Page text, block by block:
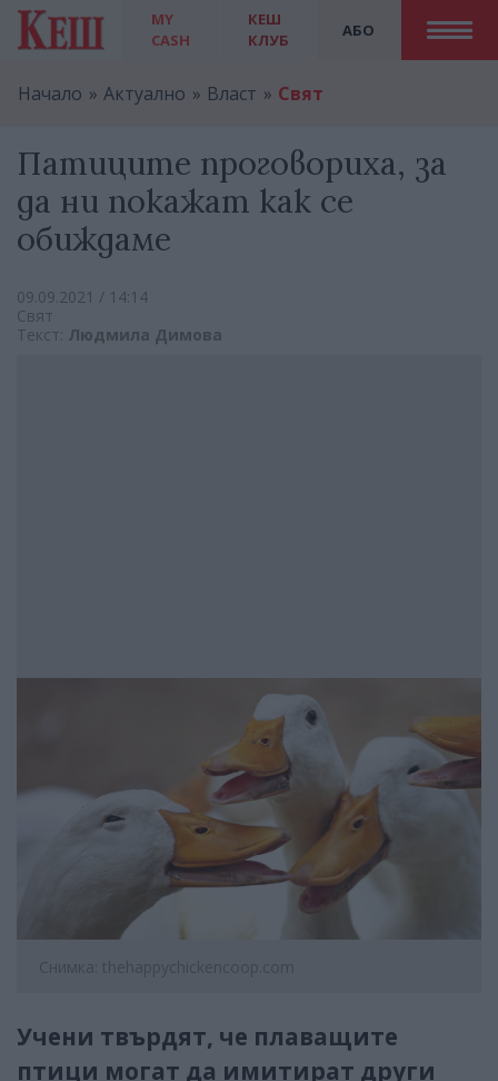
MY
CASH
АБО
КЕШ
КЛУБ
Начало Актуално Власт Свят
Патиците проговориха, за
да ни покажат как се
обиждаме
09.09.2021 / 14:14
Свят
Текст: Людмила Димова
Снимка: thehappychickencoop.com
Учени твърдят, че плаващите
птици могат да имитират други